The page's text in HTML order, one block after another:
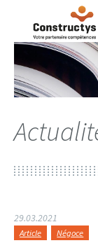
29.03.2021
Article Négoce